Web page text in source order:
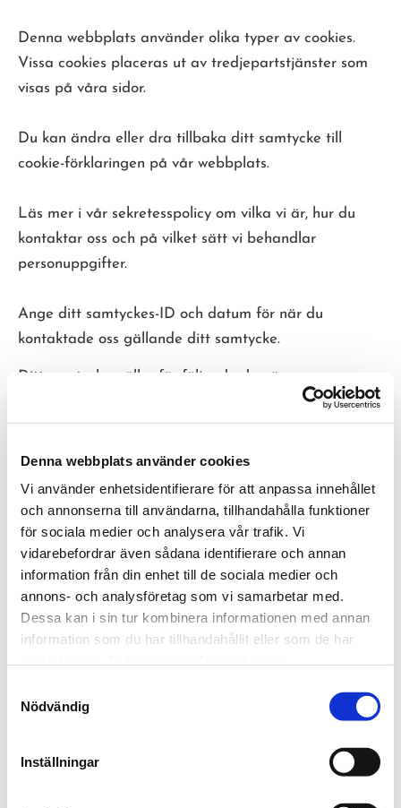
Denna webbplats använder cookies
Vi använder enhetsidentifierare för att anpassa innehållet
och annonserna till användarna, tillhandahålla funktioner
för sociala medier och analysera vår trafik. Vi
vidarebefordrar även sådana identifierare och annan
information från din enhet till de sociala medier och
annons- och analysföretag som vi samarbetar med.
Dessa kan i sin tur kombinera informationen med annan
information som du har tillhandahållit eller som de har
Nödvändig
Inställningar
Denna webbplats använder olika typer av cookies.
Vissa cookies placeras ut av tredjepartstjänster som
visas på våra sidor.
Du kan ändra eller dra tillbaka ditt samtycke till
cookie-förklaringen på vår webbplats.
Läs mer i vår sekretesspolicy om vilka vi är, hur du
kontaktar oss och på vilket sätt vi behandlar
personuppgifter.
Ange ditt samtyckes-ID och datum för när du
kontaktade oss gällande ditt samtycke.
Ditt samtycke gäller för följande domäner:
Ändra ditt medgivande
Cookie-deklaration uppdaterades senast 23/07/2026
Nödvändig (3)
Nödvändiga cookies låter dig använda
webbplatsen genom att aktivera grundläggande
funktioner, såsom sidnavigering och åtkomst till
fungerar inte korrekt utan dessa cookies.
Namn
Maximal